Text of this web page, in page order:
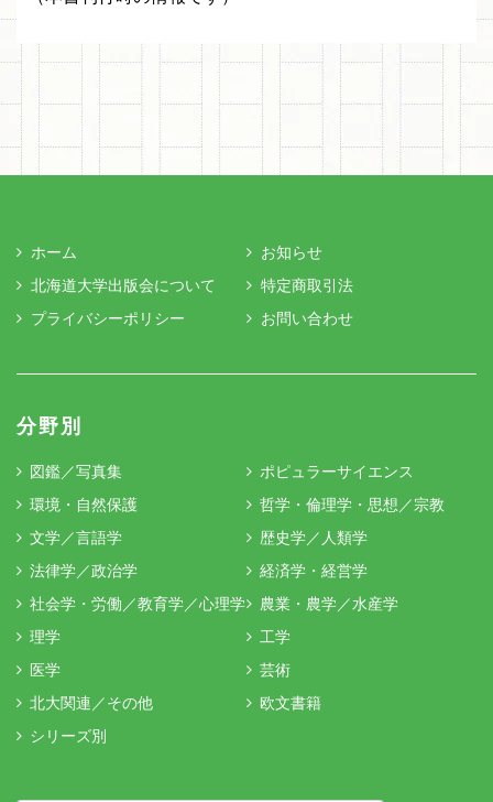
ホーム
お知らせ
北海道大学出版会について
特定商取引法
プライバシーポリシー
お問い合わせ
分野別
図鑑／写真集
ポピュラーサイエンス
環境・自然保護
哲学・倫理学・思想／宗教
文学／言語学
歴史学／人類学
法律学／政治学
経済学・経営学
社会学・労働／教育学／心理学
農業・農学／水産学
理学
工学
医学
芸術
北大関連／その他
欧文書籍
シリーズ別